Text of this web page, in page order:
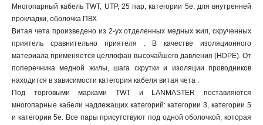
Многопарный кабель TWT, UTP, 25 пар, категории 5e, для внутренней
прокладки, оболочка ПВХ
Витая чета произведено из 2-ух отделенных медных жил, скрученных
приятель сравнительно приятеля . В качестве изоляционного
материала применяется целлофан высочайшего давления (HDPE). От
поперечника медной жилы, шага скрутки и изоляции проводников
находится в зависимости категория кабеля витая чета .
Под торговыми марками TWT и LANMASTER поставляются
многопарные кабели надлежащих категорий: категории 3, категории 5
и категории 5e. Все пары присутствуют под одной оболочкой, которая